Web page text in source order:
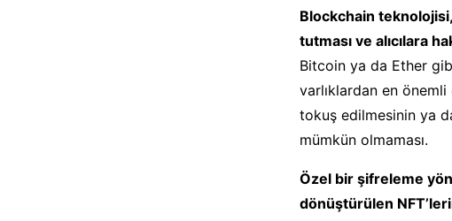
Blockchain
tutması ve alıcılara
Bitcoin ya da Ether
varlıklardan en önemli
tokuş edilmesinin ya
mümkün olmaması.
Özel bir şifreleme
dönüştürülen